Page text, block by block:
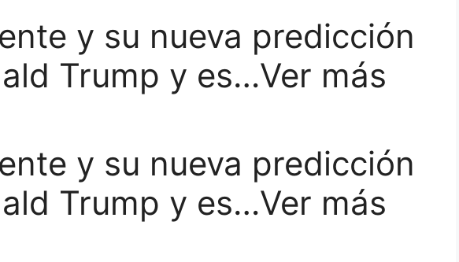
y su nueva predicción
Trump y es…Ver más
y su nueva predicción
Trump y es…Ver más